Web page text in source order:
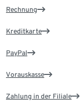
Rechnung
Kreditkarte
PayPal
Vorauskasse
Zahlung in der Filiale